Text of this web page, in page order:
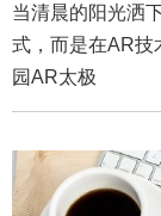
当清晨的阳光洒
式，而是在AR
园AR太极